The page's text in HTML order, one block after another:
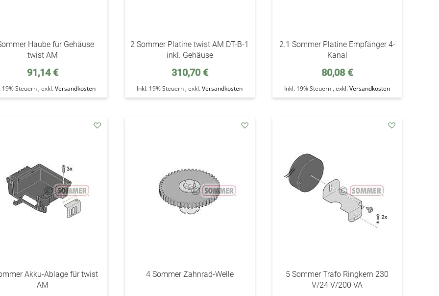
Haube für Gehäuse
twist AM
91,14 €
19% Steuern , exkl.Versandkosten
2 Sommer Platine twist AM DT-B-1
inkl. Gehäuse
310,70 €
Inkl. 19% Steuern ,exkl.Versandkosten
2.1 Sommer Platine Empfänger 4-
Kanal
80,08 €
Inkl. 19% Steuern ,exkl.Versandkosten
Akku-Ablage für twist
AM
4 Sommer Zahnrad-Welle
5 Sommer Trafo Ringkern 230
V/24 V/200 VA